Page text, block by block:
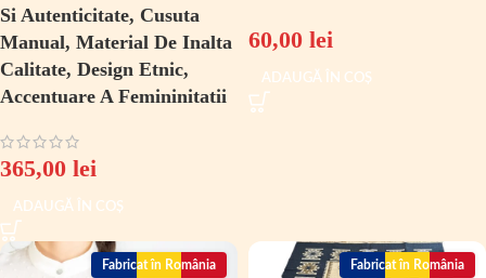
Si Autenticitate, Cusuta
Manual, Material De Inalta
Calitate, Design Etnic,
Accentuare A Femininitatii
365,00 lei
ADAUGĂ ÎN COȘ
60,00 lei
ADAUGĂ ÎN COȘ
Fabricat în România Fabricat în România